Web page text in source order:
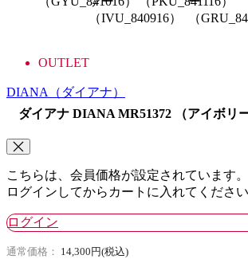
（IVU_840916）
（
OUTLET
DIANA
（ダイアナ）
ダイアナ DIANA MR51372 （アイボリ
こちらは、会員価格が設定されています。
ログインしてからカートに入れてください
ログイン
通常価格： 14,300円(税込)